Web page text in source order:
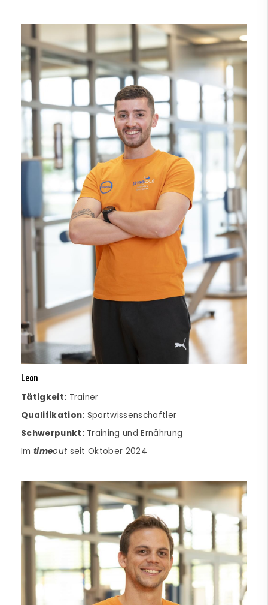
Leon
Tätigkeit: Trainer
Qualifikation: Sportwissenschaftler
Schwerpunkt:Training und Ernährung
Im timeout seit Oktober 2024